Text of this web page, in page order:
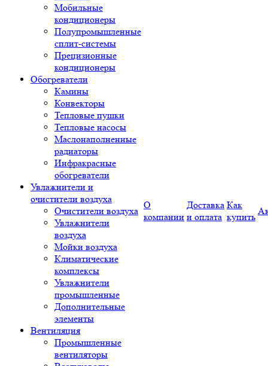
Мобильные
кондиционеры
Полупромышленные
сплит-системы
Прецизионные
кондиционеры
Обогреватели
Камины
Конвекторы
Тепловые пушки
Тепловые насосы
Маслонаполненные
радиаторы
Инфракрасные
обогреватели
Увлажнители и
очистители воздуха
Очистители воздуха
Увлажнители
воздуха
Мойки воздуха
Климатические
комплексы
Увлажнители
промышленные
Дополнительные
элементы
Вентиляция
Промышленные
вентиляторы
О
компании
Доставка
и оплата
Как
купить